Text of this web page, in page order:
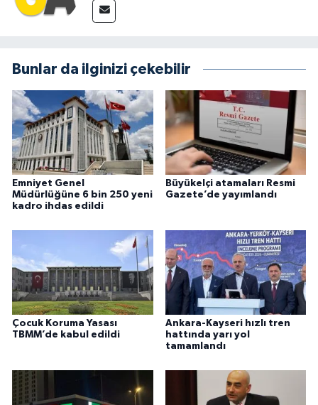
Bunlar da ilginizi çekebilir
Emniyet Genel
Müdürlüğüne 6 bin 250 yeni
kadro ihdas edildi
Büyükelçi atamaları Resmi
Gazete’de yayımlandı
Çocuk Koruma Yasası
TBMM’de kabul edildi
Ankara-Kayseri hızlı tren
hattında yarı yol
tamamlandı